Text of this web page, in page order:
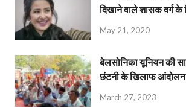
दिखाने वाले शासक वर्ग के
May 21, 2020
बेलसोनिका यूनियन की
छंटनी के खिलाफ
March 27, 2023